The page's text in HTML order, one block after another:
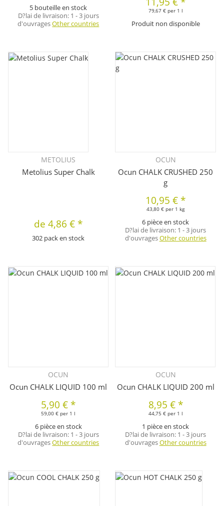
5 bouteille en stock
D?lai de livraison: 1 - 3 jours
d'ouvragesOther countries
79,67 € per 1 l
Produit non disponible
METOLIUS
Metolius Super Chalk
de4,86 € *
302 pack en stock
OCUN
Ocun CHALK CRUSHED 250
g
10,95 € *
43,80 € per 1 kg
6 pièce en stock
D?lai de livraison: 1 - 3 jours
d'ouvragesOther countries
OCUN
Ocun CHALK LIQUID 100 ml
5,90 € *
59,00 € per 1 l
6 pièce en stock
D?lai de livraison: 1 - 3 jours
d'ouvragesOther countries
OCUN
Ocun CHALK LIQUID 200 ml
8,95 € *
44,75 € per 1 l
1 pièce en stock
D?lai de livraison: 1 - 3 jours
d'ouvragesOther countries